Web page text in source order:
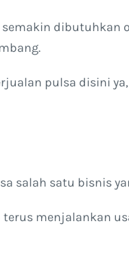
dibutuhkan
pulsa disini
salah satu bisnis
menjalankan